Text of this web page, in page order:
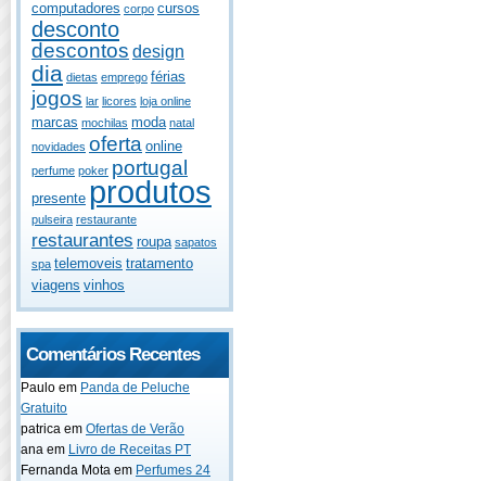
computadores corpo cursos
desconto
descontos design
dia dietas emprego férias
jogos lar licores loja online
marcas mochilas moda natal
novidades oferta online
perfume poker portugal
presente produtos
pulseira restaurante
restaurantes roupa sapatos
spa telemoveis tratamento
viagens vinhos
Comentários Recentes
Paulo em Panda de Peluche
Gratuito
patrica em Ofertas de Verão
ana em Livro de Receitas PT
Fernanda Mota em Perfumes 24